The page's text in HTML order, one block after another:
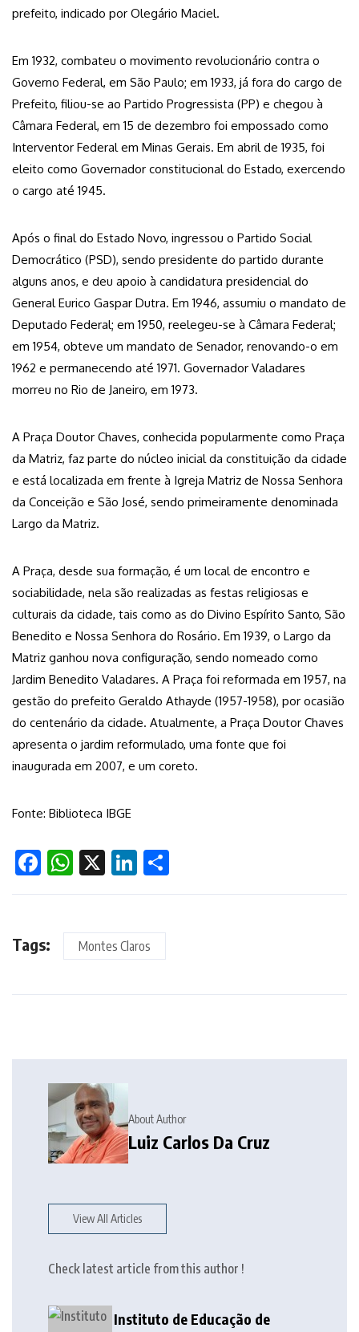
prefeito, indicado por Olegário Maciel.
Em 1932, combateu o movimento revolucionário contra o
Governo Federal, em São Paulo; em 1933, já fora do cargo de
Prefeito, filiou-se ao Partido Progressista (PP) e chegou à
Câmara Federal, em 15 de dezembro foi empossado como
Interventor Federal em Minas Gerais. Em abril de 1935, foi
eleito como Governador constitucional do Estado, exercendo
o cargo até 1945.
Após o final do Estado Novo, ingressou o Partido Social
Democrático (PSD), sendo presidente do partido durante
alguns anos, e deu apoio à candidatura presidencial do
General Eurico Gaspar Dutra. Em 1946, assumiu o mandato de
Deputado Federal; em 1950, reelegeu-se à Câmara Federal;
em 1954, obteve um mandato de Senador, renovando-o em
1962 e permanecendo até 1971. Governador Valadares
morreu no Rio de Janeiro, em 1973.
A Praça Doutor Chaves, conhecida popularmente como Praça
da Matriz, faz parte do núcleo inicial da constituição da cidade
e está localizada em frente à Igreja Matriz de Nossa Senhora
da Conceição e São José, sendo primeiramente denominada
Largo da Matriz.
A Praça, desde sua formação, é um local de encontro e
sociabilidade, nela são realizadas as festas religiosas e
culturais da cidade, tais como as do Divino Espírito Santo, São
Benedito e Nossa Senhora do Rosário. Em 1939, o Largo da
Matriz ganhou nova configuração, sendo nomeado como
Jardim Benedito Valadares. A Praça foi reformada em 1957, na
gestão do prefeito Geraldo Athayde (1957-1958), por ocasião
do centenário da cidade. Atualmente, a Praça Doutor Chaves
apresenta o jardim reformulado, uma fonte que foi
inaugurada em 2007, e um coreto.
Fonte: Biblioteca IBGE
Facebook
WhatsApp
X LinkedIn
Tags: Montes Claros
About Author
Luiz Carlos Da Cruz
View All Articles
Check latest article from this author !
Instituto de Educação de